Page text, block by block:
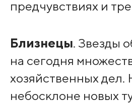
предчувствиях и
Близнецы. Звезды
на сегодня
хозяйственных
небосклоне новых